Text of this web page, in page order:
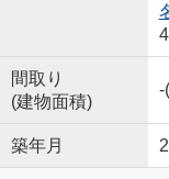
間取り
(建物面積)
-
築年月